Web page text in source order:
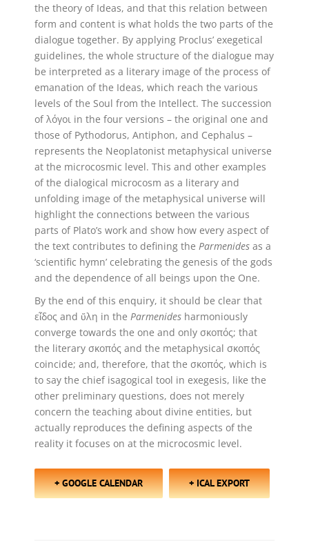
the theory of Ideas, and that this relation between
form and content is what holds the two parts of the
dialogue together. By applying Proclus’ exegetical
guidelines, the whole structure of the dialogue may
be interpreted as a literary image of the process of
emanation of the Ideas, which reach the various
levels of the Soul from the Intellect. The succession
of λόγοι in the four versions – the original one and
those of Pythodorus, Antiphon, and Cephalus –
represents the Neoplatonist metaphysical universe
at the microcosmic level. This and other examples
of the dialogical microcosm as a literary and
unfolding image of the metaphysical universe will
highlight the connections between the various
parts of Plato’s work and show how every aspect of
the text contributes to defining the Parmenides as a
‘scientific hymn’ celebrating the genesis of the gods
and the dependence of all beings upon the One.
By the end of this enquiry, it should be clear that
εἶδος and ὕλη in the Parmenides harmoniously
converge towards the one and only σκοπός; that
the literary σκοπός and the metaphysical σκοπός
coincide; and, therefore, that the σκοπός, which is
to say the chief isagogical tool in exegesis, like the
other preliminary questions, does not merely
concern the teaching about divine entities, but
actually reproduces the defining aspects of the
reality it focuses on at the microcosmic level.
+ GOOGLE CALENDAR + ICAL EXPORT